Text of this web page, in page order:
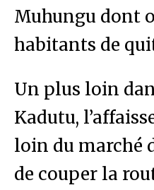
Muhungu dont
habitants de
Un plus loin
Kadutu,
loin du marché
de couper la